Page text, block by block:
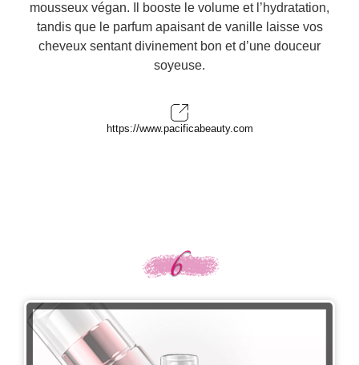
mousseux végan. Il booste le volume et l’hydratation,
tandis que le parfum apaisant de vanille laisse vos
cheveux sentant divinement bon et d’une douceur
soyeuse.
https://www.pacificabeauty.com